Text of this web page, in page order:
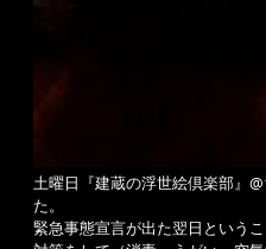
土曜日『建蔵の浮世絵倶楽部』
た。
緊急事態宣言が出た翌日という